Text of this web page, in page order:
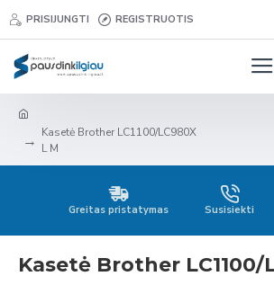
PRISIJUNGTI REGISTRUOTIS
Kasetė Brother LC1100/LC980X
L M
Greitas pristatymas Susisiekti
Kasetė Brother LC1100/